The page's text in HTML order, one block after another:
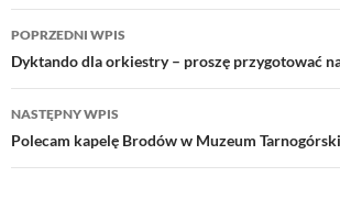
Nawigacja
wpisu
POPRZEDNI WPIS
Dyktando dla orkiestry – proszę przygotować
NASTĘPNY WPIS
Polecam kapelę Brodów w Muzeum